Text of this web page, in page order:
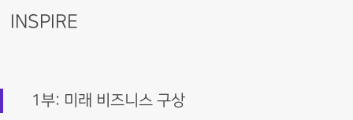
INSPIRE
1부: 미래 비즈니스 구상